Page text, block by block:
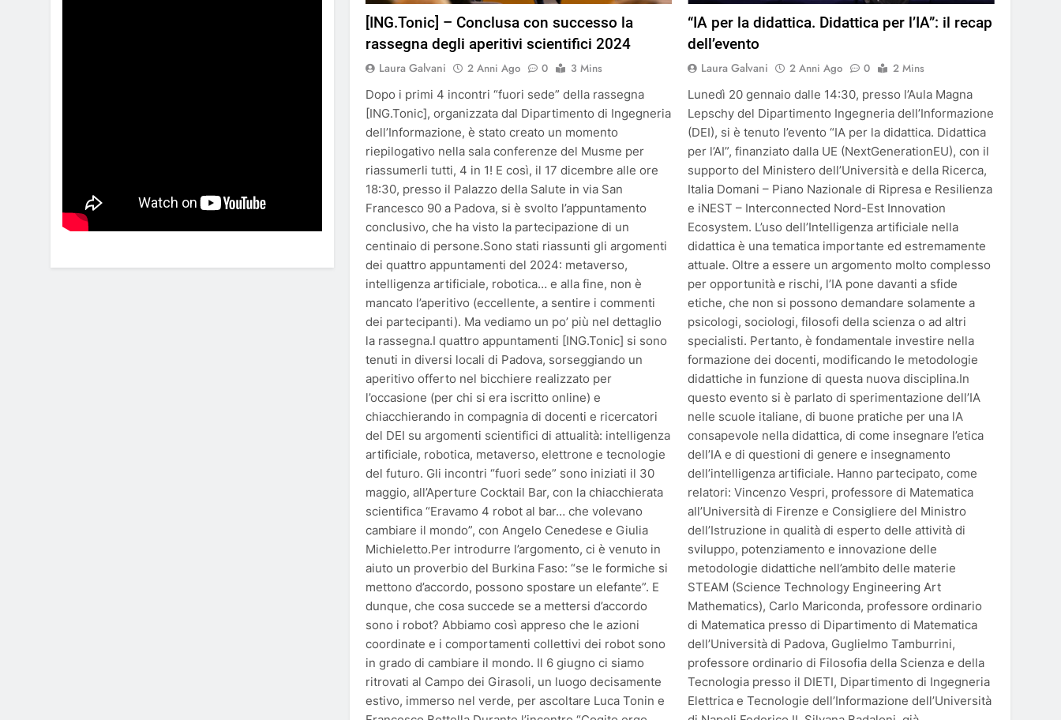
[ING.Tonic] – Conclusa con successo la
rassegna degli aperitivi scientifici 2024
Laura Galvani 2 Anni Ago 0
3 Mins
Dopo i primi 4 incontri “fuori sede” della rassegna
[ING.Tonic], organizzata dal Dipartimento di Ingegneria
dell’Informazione, è stato creato un momento
riepilogativo nella sala conferenze del Musme per
riassumerli tutti, 4 in 1! E così, il 17 dicembre alle ore
18:30, presso il Palazzo della Salute in via San
Francesco 90 a Padova, si è svolto l’appuntamento
conclusivo, che ha visto la partecipazione di un
centinaio di persone.Sono stati riassunti gli argomenti
dei quattro appuntamenti del 2024: metaverso,
intelligenza artificiale, robotica… e alla fine, non è
mancato l’aperitivo (eccellente, a sentire i commenti
dei partecipanti). Ma vediamo un po’ più nel dettaglio
la rassegna.I quattro appuntamenti [ING.Tonic] si sono
tenuti in diversi locali di Padova, sorseggiando un
aperitivo offerto nel bicchiere realizzato per
l’occasione (per chi si era iscritto online) e
chiacchierando in compagnia di docenti e ricercatori
del DEI su argomenti scientifici di attualità: intelligenza
artificiale, robotica, metaverso, elettrone e tecnologie
del futuro. Gli incontri “fuori sede” sono iniziati il 30
maggio, all’Aperture Cocktail Bar, con la chiacchierata
scientifica “Eravamo 4 robot al bar… che volevano
cambiare il mondo”, con Angelo Cenedese e Giulia
Michieletto.Per introdurre l’argomento, ci è venuto in
aiuto un proverbio del Burkina Faso: “se le formiche si
mettono d’accordo, possono spostare un elefante”. E
dunque, che cosa succede se a mettersi d’accordo
sono i robot? Abbiamo così appreso che le azioni
coordinate e i comportamenti collettivi dei robot sono
in grado di cambiare il mondo. Il 6 giugno ci siamo
ritrovati al Campo dei Girasoli, un luogo decisamente
estivo, immerso nel verde, per ascoltare Luca Tonin e
“IA per la didattica. Didattica per l’IA”: il recap
dell’evento
Laura Galvani 2 Anni Ago 0
2 Mins
Lunedì 20 gennaio dalle 14:30, presso l’Aula Magna
Lepschy del Dipartimento Ingegneria dell’Informazione
(DEI), si è tenuto l’evento “IA per la didattica. Didattica
per l’AI”, finanziato dalla UE (NextGenerationEU), con il
supporto del Ministero dell’Università e della Ricerca,
Italia Domani – Piano Nazionale di Ripresa e Resilienza
e iNEST – Interconnected Nord-Est Innovation
Ecosystem. L’uso dell’Intelligenza artificiale nella
didattica è una tematica importante ed estremamente
attuale. Oltre a essere un argomento molto complesso
per opportunità e rischi, l’IA pone davanti a sfide
etiche, che non si possono demandare solamente a
psicologi, sociologi, filosofi della scienza o ad altri
specialisti. Pertanto, è fondamentale investire nella
formazione dei docenti, modificando le metodologie
didattiche in funzione di questa nuova disciplina.In
questo evento si è parlato di sperimentazione dell’IA
nelle scuole italiane, di buone pratiche per una lA
consapevole nella didattica, di come insegnare l’etica
dell’IA e di questioni di genere e insegnamento
dell’intelligenza artificiale. Hanno partecipato, come
relatori: Vincenzo Vespri, professore di Matematica
all’Università di Firenze e Consigliere del Ministro
dell’Istruzione in qualità di esperto delle attività di
sviluppo, potenziamento e innovazione delle
metodologie didattiche nell’ambito delle materie
STEAM (Science Technology Engineering Art
Mathematics), Carlo Mariconda, professore ordinario
di Matematica presso di Dipartimento di Matematica
dell’Università di Padova, Guglielmo Tamburrini,
professore ordinario di Filosofia della Scienza e della
Tecnologia presso il DIETI, Dipartimento di Ingegneria
Elettrica e Tecnologie dell’Informazione dell’Università